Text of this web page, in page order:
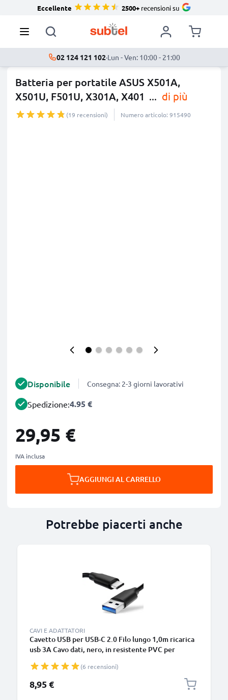
Eccellente 2500+recensioni su
02 124 121 102·Lun - Ven: 10:00 - 21:00
Batteria per portatile ASUS X501A,
X501U, F501U, X301A, X401 ... di più
(19 recensioni) Numero articolo: 915490
Disponibile Consegna: 2-3 giorni lavorativi
Spedizione:4.95 €
29,95 €
IVA inclusa
AGGIUNGI AL CARRELLO
Potrebbe piacerti anche
CAVI E ADATTATORI
Cavetto USB per USB-C 2.0 Filo lungo 1,0m ricarica
usb 3A Cavo dati, nero, in resistente PVC per
fotocamera Canon, Panasonic Lumix, Sony
connettore tipo C
(6 recensioni)
8,95 €